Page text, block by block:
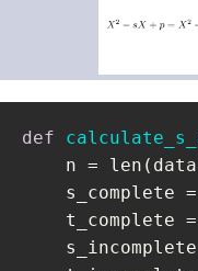
def
n =
s_complete
t_complete